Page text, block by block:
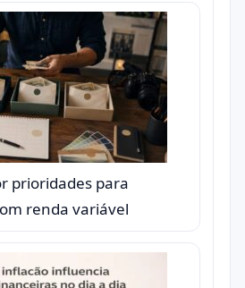
prioridades para
renda variável